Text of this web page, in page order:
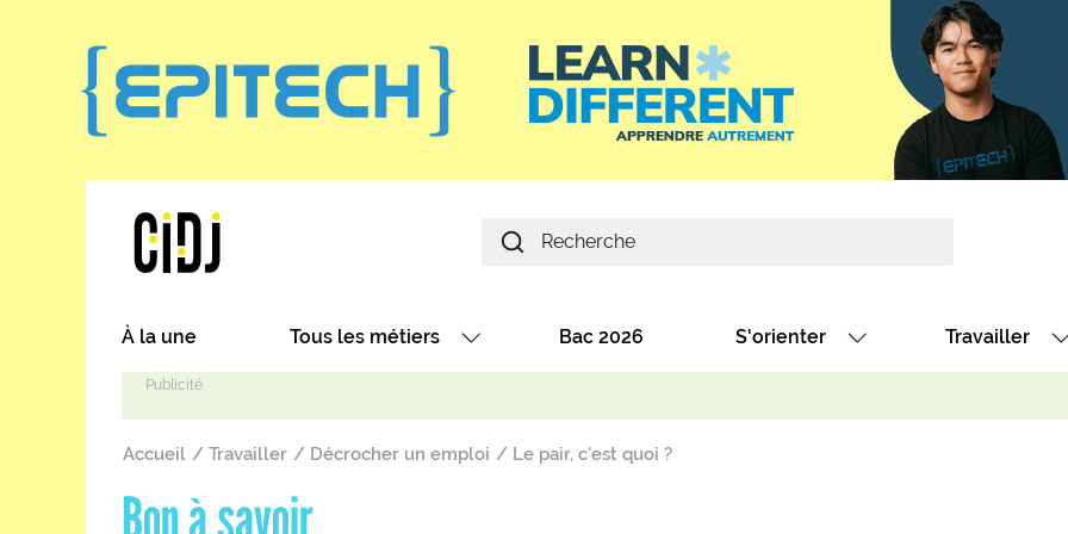
Main navigation
À la une Tous les métiers Bac 2026 S'orienter Travailler
Fil d'Ariane
Accueil Travailler Décrocher un emploi Le pair, c'est quoi ?
Bon à savoir